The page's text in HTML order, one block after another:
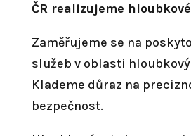
ČR realizujeme
Zaměřujeme se na
služeb v oblasti
Klademe důraz na
bezpečnost.